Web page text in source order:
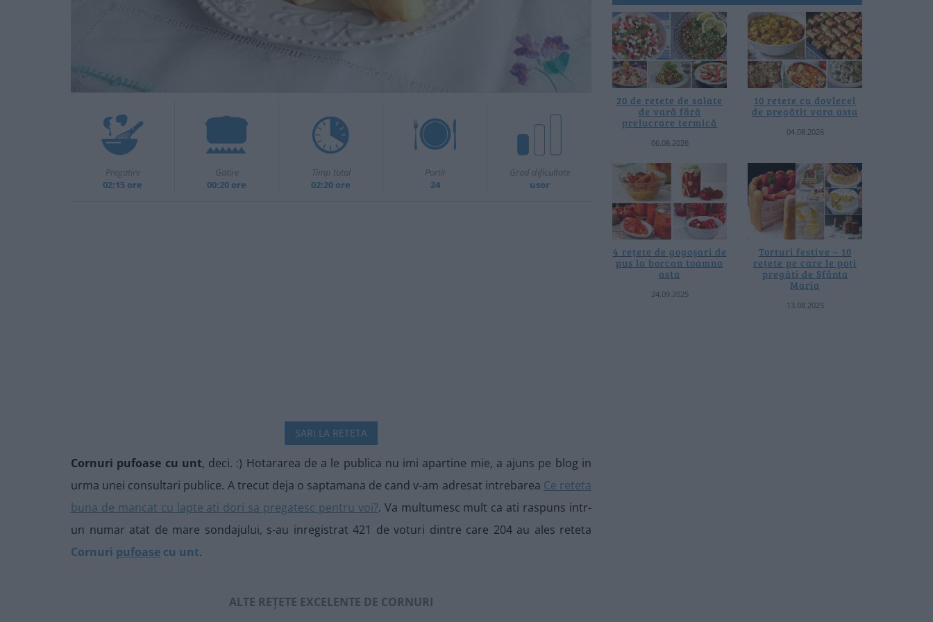
Pregatire
02:15 ore
Gatire
00:20 ore
Timp total
02:20 ore
Portii
24
Grad dificultate
usor
SARI LA RETETA
Cornuri pufoase cu unt, deci. :) Hotararea de a le publica nu imi apartine mie, a ajuns pe blog in
urma unei consultari publice. A trecut deja o saptamana de cand v-am adresat intrebarea Ce reteta
buna de mancat cu lapte ati dori sa pregatesc pentru voi?. Va multumesc mult ca ati raspuns intr-
un numar atat de mare sondajului, s-au inregistrat 421 de voturi dintre care 204 au ales reteta
Cornuri pufoase cu unt.
ALTE REȚETE EXCELENTE DE CORNURI
20 de rețete de salate
de vară fără
prelucrare termică
06.08.2026
10 rețete cu dovlecei
de pregătit vara asta
04.08.2026
4 rețete de gogoșari de
pus la borcan toamna
asta
24.09.2025
Torturi festive – 10
rețete pe care le poți
pregăti de Sfânta
Maria
13.08.2025